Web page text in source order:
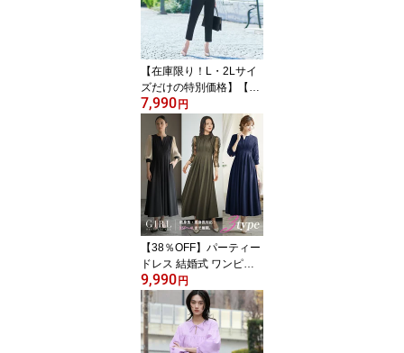
袖 五分袖 二次会 披露宴
お呼ばれ 上品 膝下 体型
カバー 40代 30代 20代 5
0代 春 夏
【在庫限り！L・2Lサイ
ズだけの特別価格】【4
2％OFF】入学式 ママス
ーツ 卒業式 スーツ 母 レ
ディース ワンピース セ
レモニースーツ 入園式
卒園式 服装 母親 セット
アップ 七五三 お宮参り
フォーマル 大きいサイズ
ビジネススーツ 30代 40
代 50代
7,990円
【38％OFF】パーティー
ドレス 結婚式 ワンピー
ス ドレス 袖あり 大きい
サイズ オケージョンドレ
ス オケージョン レース
フォーマル ロング丈 ロ
ングドレス ミモレ丈 七
9,990円